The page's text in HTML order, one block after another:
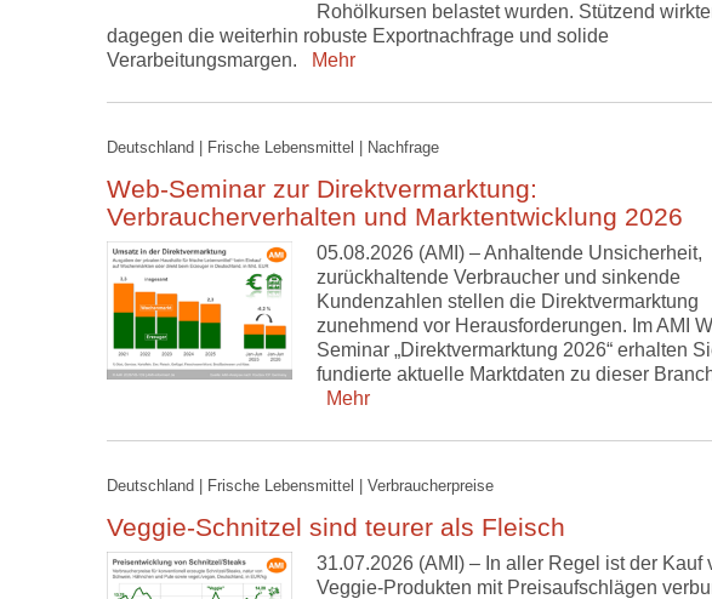
Rohölkursen belastet wurden. Stützend
dagegen die weiterhin robuste Exportnachfrage und solide
Verarbeitungsmargen.
Mehr
Deutschland | Frische Lebensmittel | Nachfrage
Web-Seminar zur Direktvermarktung:
Verbraucherverhalten und Marktentwicklung 2026
05.08.2026 (AMI) – Anhaltende Unsicherheit,
zurückhaltende Verbraucher und sinkende
Kundenzahlen stellen die Direktvermarktung
zunehmend vor Herausforderungen. Im AMI
Seminar „Direktvermarktung 2026“ erhalten
fundierte aktuelle Marktdaten zu dieser
Mehr
Deutschland | Frische Lebensmittel | Verbraucherpreise
Veggie-Schnitzel sind teurer als Fleisch
31.07.2026 (AMI) – In aller Regel ist der Kauf
Veggie-Produkten mit Preisaufschlägen